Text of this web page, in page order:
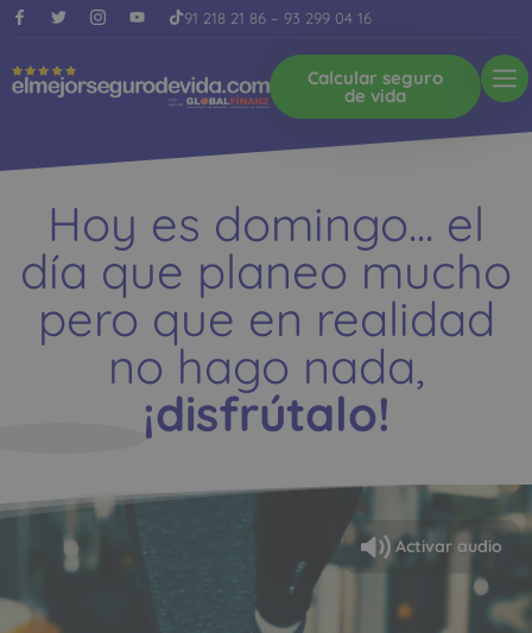
91 218 21 86 – 93 299 04 16
Calcular seguro
de vida
Hoy es domingo... el
día que planeo mucho
pero que en realidad
no hago nada,
¡disfrútalo!
Activar audio